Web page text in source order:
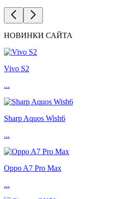
НОВИНКИ САЙТА
Vivo S2
...
Sharp Aquos Wish6
...
Oppo A7 Pro Max
...